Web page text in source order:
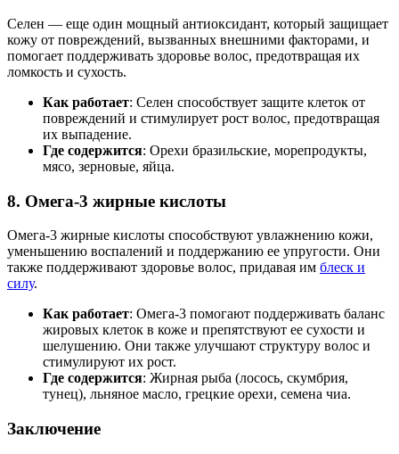
Селен — еще один мощный антиоксидант, который защищает
кожу от повреждений, вызванных внешними факторами, и
помогает поддерживать здоровье волос, предотвращая их
ломкость и сухость.
Как работает: Селен способствует защите клеток от
повреждений и стимулирует рост волос, предотвращая
их выпадение.
Где содержится: Орехи бразильские, морепродукты,
мясо, зерновые, яйца.
8. Омега-3 жирные кислоты
Омега-3 жирные кислоты способствуют увлажнению кожи,
уменьшению воспалений и поддержанию ее упругости. Они
также поддерживают здоровье волос, придавая им блеск и
силу.
Как работает: Омега-3 помогают поддерживать баланс
жировых клеток в коже и препятствуют ее сухости и
шелушению. Они также улучшают структуру волос и
стимулируют их рост.
Где содержится: Жирная рыба (лосось, скумбрия,
тунец), льняное масло, грецкие орехи, семена чиа.
Заключение